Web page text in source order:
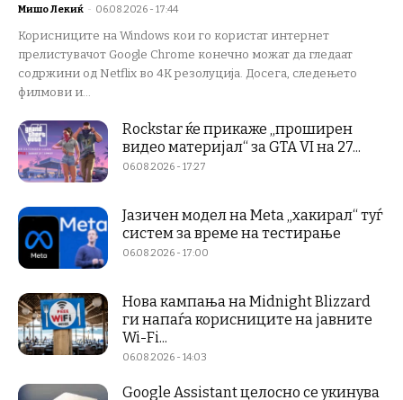
Мишо Лекиќ - 06.08.2026 - 17:44
Корисниците на Windows кои го користат интернет
прелистувачот Google Chrome конечно можат да гледаат
содржини од Netflix во 4K резолуција. Досега, следењето
филмови и...
Rockstar ќе прикаже „проширен
видео материјал“ за GTA VI на 27...
06.08.2026 - 17:27
Јазичен модел на Meta „хакирал“ туѓ
систем за време на тестирање
06.08.2026 - 17:00
Нова кампања на Midnight Blizzard
ги напаѓа корисниците на јавните
Wi-Fi...
06.08.2026 - 14:03
Google Assistant целосно се укинува